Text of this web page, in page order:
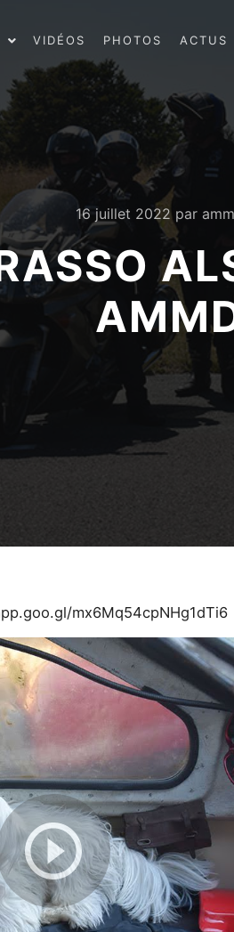
VIDÉOS PHOTOS ACTUS
16 juillet 2022par
mx6Mq54cpNHg1dTi6